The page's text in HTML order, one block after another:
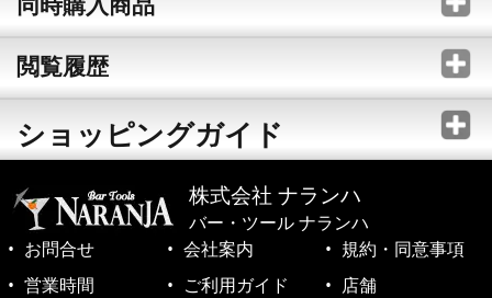
閲覧履歴
ショッピングガイド
株式会社 ナランハ
バー・ツール ナランハ
お問合せ
会社案内
規約・同意事項
営業時間
ご利用ガイド 店舗